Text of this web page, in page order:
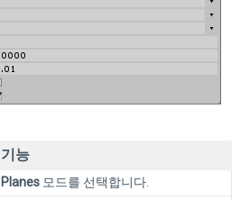
기능
Planes 모드를 선택합니다.